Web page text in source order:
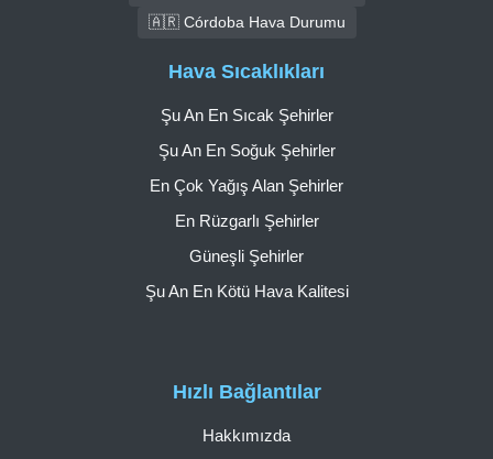
🇦🇷 Córdoba Hava Durumu
Hızlı Bağlantılar
Hakkımızda
Hava Sıcaklıkları
Şu An En Sıcak Şehirler
Şu An En Soğuk Şehirler
En Çok Yağış Alan Şehirler
En Rüzgarlı Şehirler
Güneşli Şehirler
Şu An En Kötü Hava Kalitesi